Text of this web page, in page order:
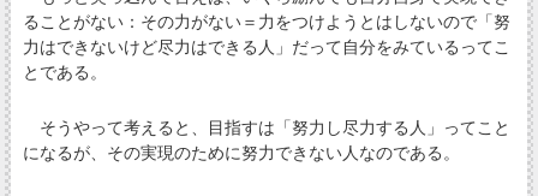
ることがない：その力がない＝力をつけようとはしないので「努
力はできないけど尽力はできる人」だって自分をみているってこ
とである。
そうやって考えると、目指すは「努力し尽力する人」ってこと
になるが、その実現のために努力できない人なのである。